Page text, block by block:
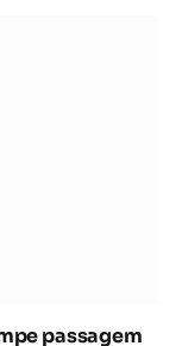
passagem